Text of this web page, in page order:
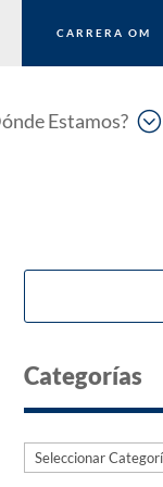
CARRERA OM
;
Estamos?
Categorías
Categorías